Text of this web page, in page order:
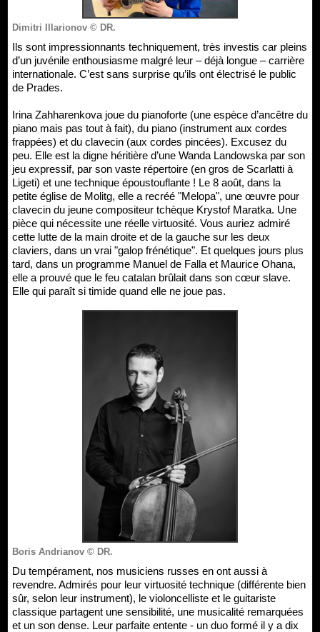
Dimitri Illarionov © DR.
Ils sont impressionnants techniquement, très investis car pleins
d’un juvénile enthousiasme malgré leur – déjà longue – carrière
internationale. C’est sans surprise qu’ils ont électrisé le public
de Prades.
Irina Zahharenkova joue du pianoforte (une espèce d’ancêtre du
piano mais pas tout à fait), du piano (instrument aux cordes
frappées) et du clavecin (aux cordes pincées). Excusez du
peu. Elle est la digne héritière d’une Wanda Landowska par son
jeu expressif, par son vaste répertoire (en gros de Scarlatti à
Ligeti) et une technique époustouflante ! Le 8 août, dans la
petite église de Molitg, elle a recréé "Melopa", une œuvre pour
clavecin du jeune compositeur tchèque Krystof Maratka. Une
pièce qui nécessite une réelle virtuosité. Vous auriez admiré
cette lutte de la main droite et de la gauche sur les deux
claviers, dans un vrai "galop frénétique". Et quelques jours plus
tard, dans un programme Manuel de Falla et Maurice Ohana,
elle a prouvé que le feu catalan brûlait dans son cœur slave.
Elle qui paraît si timide quand elle ne joue pas.
Boris Andrianov © DR.
Du tempérament, nos musiciens russes en ont aussi à
revendre. Admirés pour leur virtuosité technique (différente bien
sûr, selon leur instrument), le violoncelliste et le guitariste
classique partagent une sensibilité, une musicalité remarquées
et un son dense. Leur parfaite entente - un duo formé il y a dix